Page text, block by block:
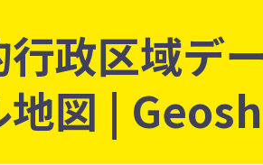
政区域デ
地図 |